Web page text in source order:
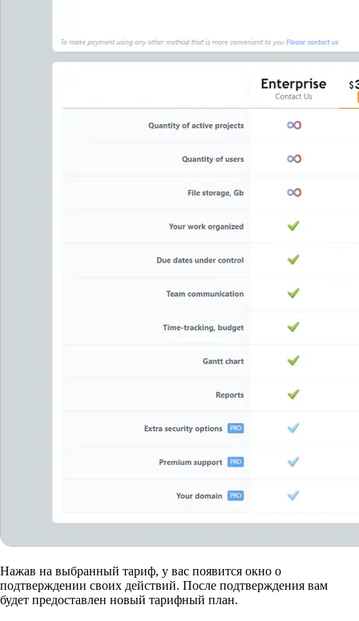
Нажав на выбранный тариф, у вас появится окно о
подтверждении своих действий. После подтверждения вам
будет предоставлен новый тарифный план.